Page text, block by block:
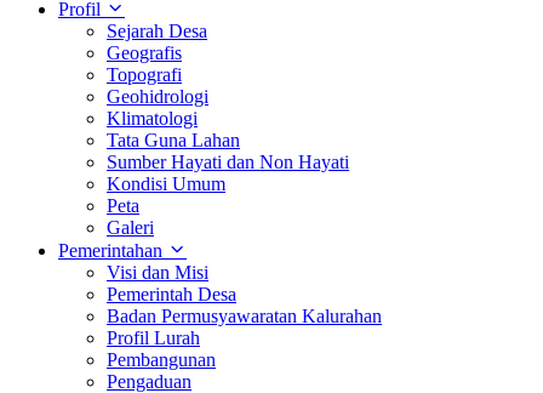
Profil
Sejarah Desa
Geografis
Topografi
Geohidrologi
Klimatologi
Tata Guna Lahan
Sumber Hayati dan Non Hayati
Kondisi Umum
Peta
Galeri
Pemerintahan
Visi dan Misi
Pemerintah Desa
Badan Permusyawaratan Kalurahan
Profil Lurah
Pembangunan
Pengaduan